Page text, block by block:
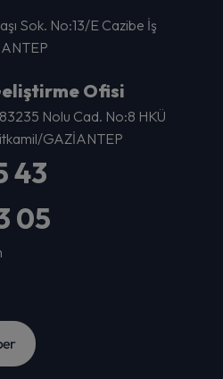
Sok. No:13/E Cazibe İş
Ofisi
Nolu Cad. No:8 HKÜ
GAZİANTEP
43
05